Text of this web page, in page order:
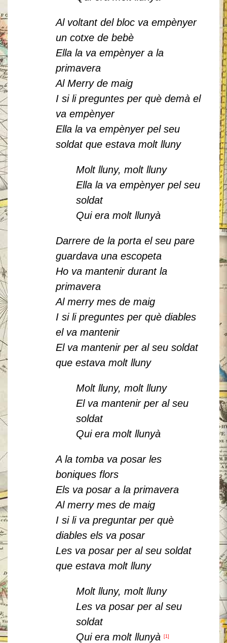
Al voltant del bloc va empènyer
un cotxe de bebè
Ella la va empènyer a la
primavera
Al Merry de maig
I si li preguntes per què demà el
va empènyer
Ella la va empènyer pel seu
soldat que estava molt lluny
Molt lluny, molt lluny
Ella la va empènyer pel seu
soldat
Qui era molt llunyà
Darrere de la porta el seu pare
guardava una escopeta
Ho va mantenir durant la
primavera
Al merry mes de maig
I si li preguntes per què diables
el va mantenir
El va mantenir per al seu soldat
que estava molt lluny
Molt lluny, molt lluny
El va mantenir per al seu
soldat
Qui era molt llunyà
A la tomba va posar les
boniques flors
Els va posar a la primavera
Al merry mes de maig
I si li va preguntar per què
diables els va posar
Les va posar per al seu soldat
que estava molt lluny
Molt lluny, molt lluny
Les va posar per al seu
soldat
Qui era molt llunyà
[1]